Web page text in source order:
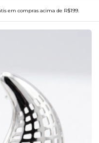
em compras acima de R$199.